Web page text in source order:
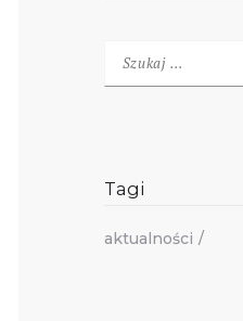
Tagi
aktualności